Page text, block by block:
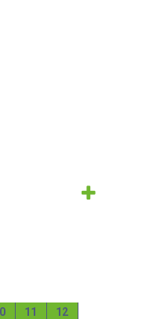
11
12